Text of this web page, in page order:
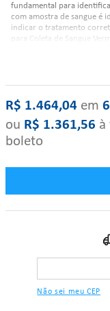
fundamental para
com amostra de sangue é
indicar o tratamento
para Coleta de Sangue
Características:
Base em tubos
Assento, encosto,
revestidos em
Encosto, braços e
Tratamento anti-
R$ 1.464,04 ‎ em‎ ‎ 6
ou R$ 1.361,56 à
boleto
Não sei meu CEP